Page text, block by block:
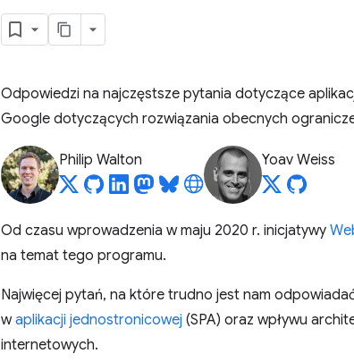
Odpowiedzi na najczęstsze pytania dotyczące
Google dotyczących rozwiązania obecnych
Philip Walton Yoav Weiss
Od czasu wprowadzenia w maju 2020 r. inicjatywy
na temat tego programu.
Najwięcej pytań, na które trudno jest nam
waplikacji jednostronicowej (SPA) oraz wpływu
internetowych.